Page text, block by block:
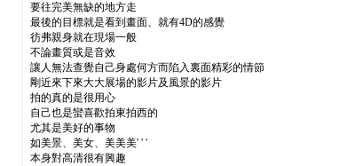
要往完美無缺的地方走
最後的目標就是看到畫面、就有4D的感覺
彷弗親身就在現場一般
不論畫質或是音效
讓人無法查覺自己身處何方而陷入裏面精彩的情節
剛近來下來大大展場的影片及風景的影片
拍的真的是很用心
自己也是蠻喜歡拍東拍西的
尤其是美好的事物
如美景、美女、美美美' ' '
本身對高清很有興趣